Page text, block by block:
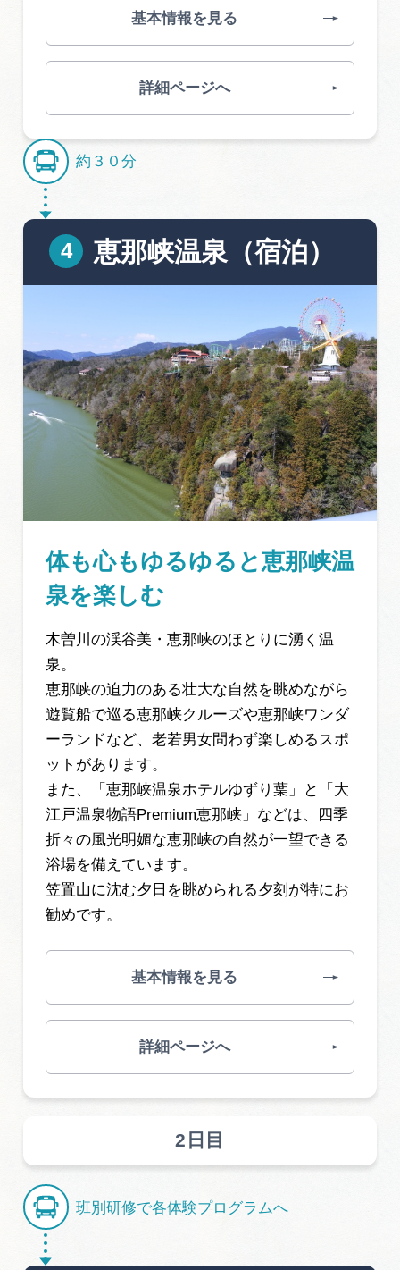
基本情報を見る
詳細ページへ
約３０分
恵那峡温泉（宿泊）
体も心もゆるゆると恵那峡温
泉を楽しむ
木曽川の渓谷美・恵那峡のほとりに湧く温
泉。
恵那峡の迫力のある壮大な自然を眺めながら
遊覧船で巡る恵那峡クルーズや恵那峡ワンダ
ーランドなど、老若男女問わず楽しめるスポ
ットがあります。
また、「恵那峡温泉ホテルゆずり葉」と「大
江戸温泉物語Premium恵那峡」などは、四季
折々の風光明媚な恵那峡の自然が一望できる
浴場を備えています。
笠置山に沈む夕日を眺められる夕刻が特にお
勧めです。
基本情報を見る
詳細ページへ
2日目
班別研修で各体験プログラムへ